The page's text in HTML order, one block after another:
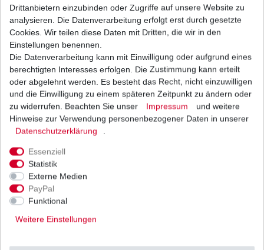
aus
japanischer
Originalteile -
Herstellung
u.a. von
Shindengen u.v.w.
Drittanbietern einzubinden oder Zugriffe auf unsere Website zu
analysieren. Die Datenverarbeitung erfolgt erst durch gesetzte
Cookies. Wir teilen diese Daten mit Dritten, die wir in den
Einstellungen benennen.
Die Datenverarbeitung kann mit Einwilligung oder aufgrund eines
berechtigten Interesses erfolgen. Die Zustimmung kann erteilt
oder abgelehnt werden. Es besteht das Recht, nicht einzuwilligen
und die Einwilligung zu einem späteren Zeitpunkt zu ändern oder
zu widerrufen. Beachten Sie unser
Impressum
und weitere
Hinweise zur Verwendung personenbezogener Daten in unserer
Daten­schutz­erklärung
Essenziell
Statistik
Externe Medien
PayPal
Funktional
Weitere Einstellungen